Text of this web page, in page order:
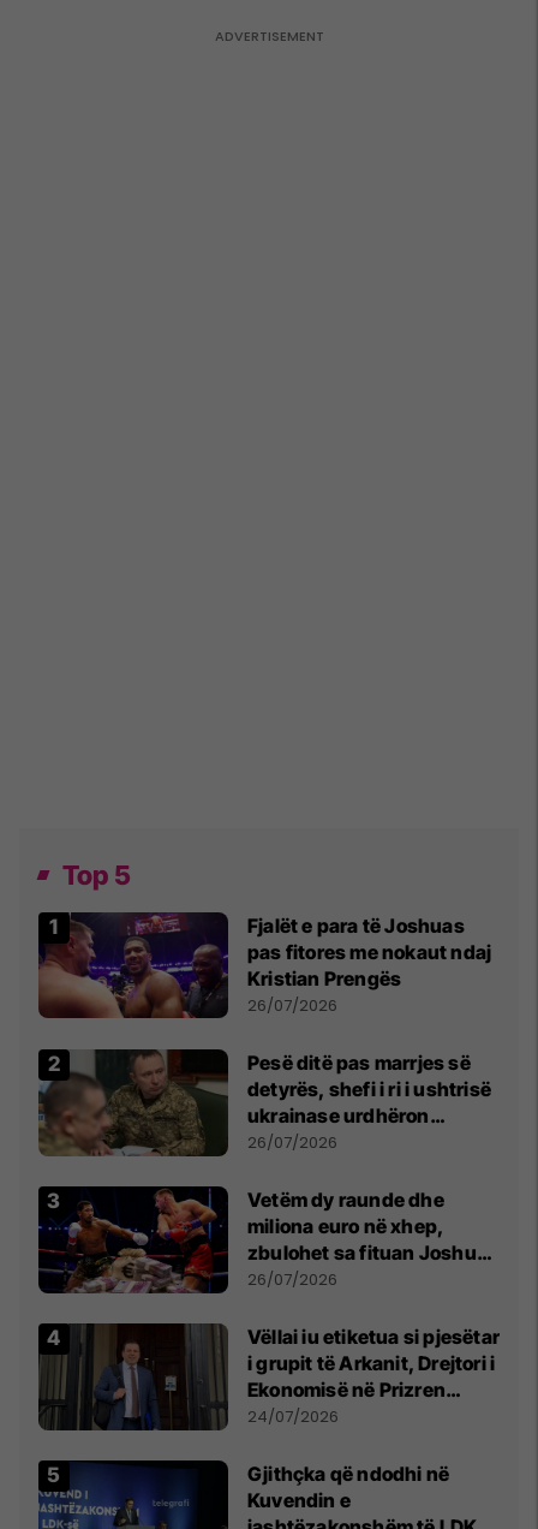
Top 5
Fjalët e para të Joshuas
pas fitores me nokaut ndaj
Kristian Prengës
26/07/2026
Pesë ditë pas marrjes së
detyrës, shefi i ri i ushtrisë
ukrainase urdhëron
kontroll të madh
26/07/2026
Vetëm dy raunde dhe
miliona euro në xhep,
zbulohet sa fituan Joshua
e Prenga
26/07/2026
Vëllai iu etiketua si pjesëtar
i grupit të Arkanit, Drejtori i
Ekonomisë në Prizren
mohon pretendimet
24/07/2026
Gjithçka që ndodhi në
Kuvendin e